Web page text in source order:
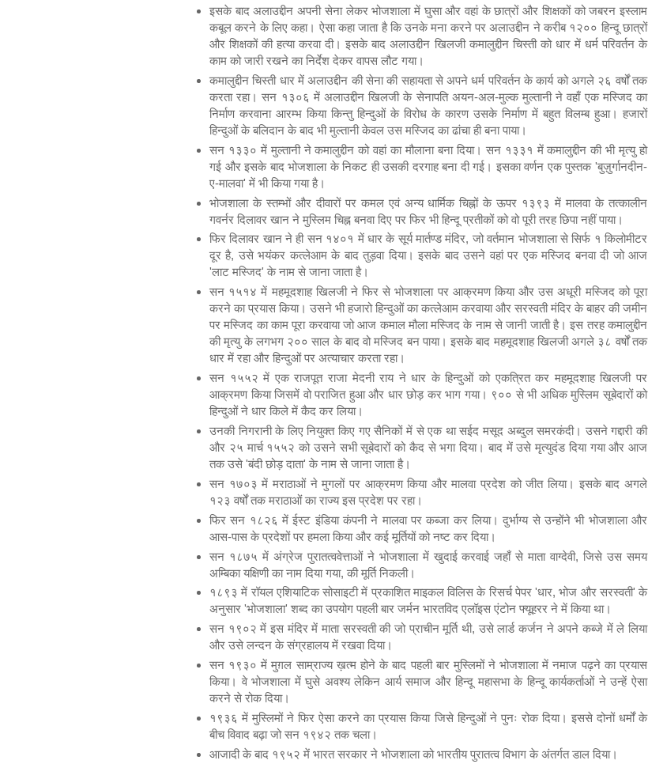
इसके बाद अलाउद्दीन अपनी सेना लेकर भोजशाला में घुसा और वहां के छात्रों और शिक्षकों को जबरन इस्लाम
कबूल करने के लिए कहा। ऐसा कहा जाता है कि उनके मना करने पर अलाउद्दीन ने करीब १२०० हिन्दू छात्रों
और शिक्षकों की हत्या करवा दी। इसके बाद अलाउद्दीन खिलजी कमालुद्दीन चिस्ती को धार में धर्म परिवर्तन के
काम को जारी रखने का निर्देश देकर वापस लौट गया।
कमालुद्दीन चिस्ती धार में अलाउद्दीन की सेना की सहायता से अपने धर्म परिवर्तन के कार्य को अगले २६ वर्षों तक
करता रहा। सन १३०६ में अलाउद्दीन खिलजी के सेनापति अयन-अल-मुल्क मुल्तानी ने वहाँ एक मस्जिद का
निर्माण करवाना आरम्भ किया किन्तु हिन्दुओं के विरोध के कारण उसके निर्माण में बहुत विलम्ब हुआ। हजारों
हिन्दुओं के बलिदान के बाद भी मुल्तानी केवल उस मस्जिद का ढांचा ही बना पाया।
सन १३३० में मुल्तानी ने कमालुद्दीन को वहां का मौलाना बना दिया। सन १३३१ में कमालुद्दीन की भी मृत्यु हो
गई और इसके बाद भोजशाला के निकट ही उसकी दरगाह बना दी गई। इसका वर्णन एक पुस्तक 'बुज़ुर्गानदीन-
ए-मालवा' में भी किया गया है।
भोजशाला के स्तम्भों और दीवारों पर कमल एवं अन्य धार्मिक चिह्नों के ऊपर १३९३ में मालवा के तत्कालीन
गवर्नर दिलावर खान ने मुस्लिम चिह्न बनवा दिए पर फिर भी हिन्दू प्रतीकों को वो पूरी तरह छिपा नहीं पाया।
फिर दिलावर खान ने ही सन १४०१ में धार के सूर्य मार्तण्ड मंदिर, जो वर्तमान भोजशाला से सिर्फ १ किलोमीटर
दूर है, उसे भयंकर कत्लेआम के बाद तुड़वा दिया। इसके बाद उसने वहां पर एक मस्जिद बनवा दी जो आज
'लाट मस्जिद' के नाम से जाना जाता है।
सन १५१४ में महमूदशाह खिलजी ने फिर से भोजशाला पर आक्रमण किया और उस अधूरी मस्जिद को पूरा
करने का प्रयास किया। उसने भी हजारो हिन्दुओं का कत्लेआम करवाया और सरस्वती मंदिर के बाहर की जमीन
पर मस्जिद का काम पूरा करवाया जो आज कमाल मौला मस्जिद के नाम से जानी जाती है। इस तरह कमालुद्दीन
की मृत्यु के लगभग २०० साल के बाद वो मस्जिद बन पाया। इसके बाद महमूदशाह खिलजी अगले ३८ वर्षों तक
धार में रहा और हिन्दुओं पर अत्याचार करता रहा।
सन १५५२ में एक राजपूत राजा मेदनी राय ने धार के हिन्दुओं को एकत्रित कर महमूदशाह खिलजी पर
आक्रमण किया जिसमें वो पराजित हुआ और धार छोड़ कर भाग गया। ९०० से भी अधिक मुस्लिम सूबेदारों को
हिन्दुओं ने धार किले में कैद कर लिया।
उनकी निगरानी के लिए नियुक्त किए गए सैनिकों में से एक था सईद मसूद अब्दुल समरकंदी। उसने गद्दारी की
और २५ मार्च १५५२ को उसने सभी सूबेदारों को कैद से भगा दिया। बाद में उसे मृत्युदंड दिया गया और आज
तक उसे 'बंदी छोड़ दाता' के नाम से जाना जाता है।
सन १७०३ में मराठाओं ने मुगलों पर आक्रमण किया और मालवा प्रदेश को जीत लिया। इसके बाद अगले
१२३ वर्षों तक मराठाओं का राज्य इस प्रदेश पर रहा।
फिर सन १८२६ में ईस्ट इंडिया कंपनी ने मालवा पर कब्जा कर लिया। दुर्भाग्य से उन्होंने भी भोजशाला और
आस-पास के प्रदेशों पर हमला किया और कई मूर्तियों को नष्ट कर दिया।
सन १८७५ में अंग्रेज पुरातत्ववेत्ताओं ने भोजशाला में खुदाई करवाई जहाँ से माता वाग्देवी, जिसे उस समय
अम्बिका यक्षिणी का नाम दिया गया, की मूर्ति निकली।
१८९३ में रॉयल एशियाटिक सोसाइटी में प्रकाशित माइकल विलिस के रिसर्च पेपर 'धार, भोज और सरस्वती' के
अनुसार 'भोजशाला' शब्द का उपयोग पहली बार जर्मन भारतविद एलॉइस एंटोन फ्यूहरर ने में किया था।
सन १९०२ में इस मंदिर में माता सरस्वती की जो प्राचीन मूर्ति थी, उसे लार्ड कर्जन ने अपने कब्जे में ले लिया
और उसे लन्दन के संग्रहालय में रखवा दिया।
सन १९३० में मुग़ल साम्राज्य ख़त्म होने के बाद पहली बार मुस्लिमों ने भोजशाला में नमाज पढ़ने का प्रयास
किया। वे भोजशाला में घुसे अवश्य लेकिन आर्य समाज और हिन्दू महासभा के हिन्दू कार्यकर्ताओं ने उन्हें ऐसा
करने से रोक दिया।
१९३६ में मुस्लिमों ने फिर ऐसा करने का प्रयास किया जिसे हिन्दुओं ने पुनः रोक दिया। इससे दोनों धर्मों के
बीच विवाद बढ़ा जो सन १९४२ तक चला।
आजादी के बाद १९५२ में भारत सरकार ने भोजशाला को भारतीय पुरातत्व विभाग के अंतर्गत डाल दिया।